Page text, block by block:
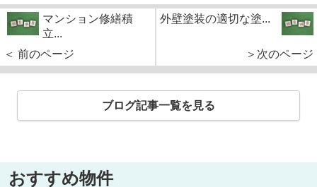
マンション修繕積
立...
＜ 前のページ
外壁塗装の適切な塗...
＞次のページ
ブログ記事一覧を見る
おすすめ物件